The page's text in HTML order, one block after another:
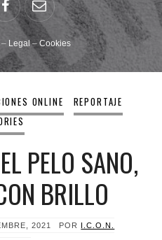
– Legal– Cookies
ONLINE
REPORTAJE
PELO SANO,
BRILLO
2021 POR I.C.O.N.